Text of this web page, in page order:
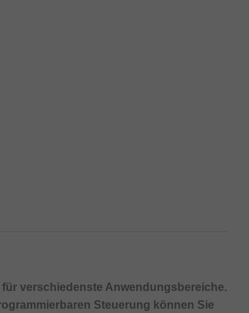
verschiedenste Anwendungsbereiche.
Steuerung können Sie